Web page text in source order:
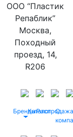
ООО “Пластик
Репаблик”
Москва,
Походный
проезд, 14,
R206
БрендыКаталог
Распродажа
О